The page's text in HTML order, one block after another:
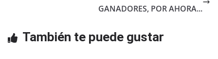
GANADORES, POR AHORA...
También te puede gustar